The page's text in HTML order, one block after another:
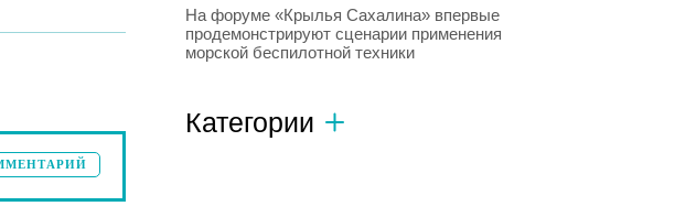
На форуме «Крылья Сахалина» впервые
продемонстрируют сценарии применения
морской беспилотной техники
Категории